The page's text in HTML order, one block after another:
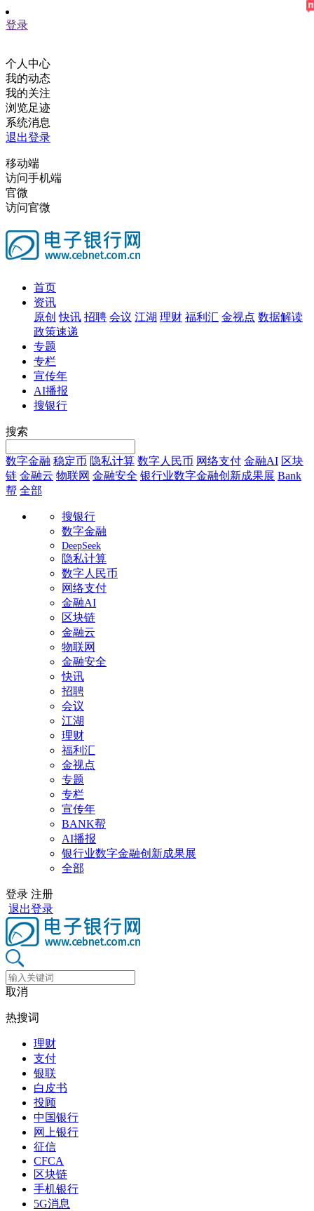
登录
个人中心
我的动态
我的关注
浏览足迹
系统消息
退出登录
移动端
访问手机端
官微
访问官微
首页
资讯
原创 快讯 招聘 会议 江湖 理财 福利汇 金视点 数据解读
政策速递
专题
专栏
宣传年
AI播报
搜银行
搜索
数字金融 稳定币 隐私计算 数字人民币 网络支付 金融AI 区块
链 金融云 物联网 金融安全 银行业数字金融创新成果展 Bank
帮 全部
搜银行
数字金融
DeepSeek
隐私计算
数字人民币
网络支付
金融AI
区块链
金融云
物联网
金融安全
快讯
招聘
会议
江湖
理财
福利汇
金视点
专题
专栏
宣传年
BANK帮
AI播报
银行业数字金融创新成果展
全部
登录 注册
退出登录
取消
热搜词
理财
支付
银联
白皮书
投顾
中国银行
网上银行
征信
CFCA
区块链
手机银行
5G消息